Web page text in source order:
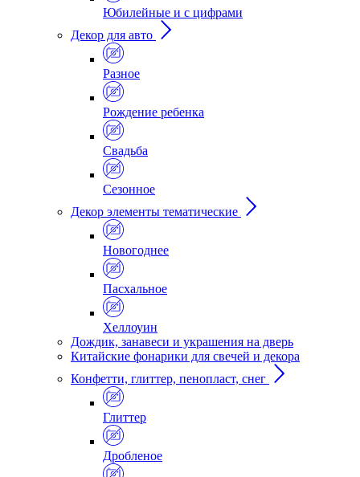
Юбилейные и с цифрами
Декор для авто
Разное
Рождение ребенка
Свадьба
Сезонное
Декор элементы тематические
Новогоднее
Пасхальное
Хеллоуин
Дождик, занавеси и украшения на дверь
Китайские фонарики для свечей и декора
Конфетти, глиттер, пенопласт, снег
Глиттер
Дробленое